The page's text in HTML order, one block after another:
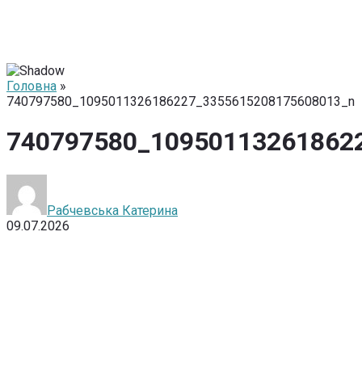
Головна »
740797580_1095011326186227_3355615208175608013_n
Рабчевська Катерина
09.07.2026